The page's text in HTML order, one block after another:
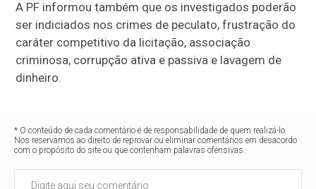
A PF informou também que os investigados poderão
ser indiciados nos crimes de peculato, frustração do
caráter competitivo da licitação, associação
criminosa, corrupção ativa e passiva e lavagem de
dinheiro.
* O conteúdo de cada comentário é de responsabilidade de quem realizá-lo.
Nos reservamos ao direito de reprovar ou eliminar comentários em desacordo
com o propósito do site ou que contenham palavras ofensivas.